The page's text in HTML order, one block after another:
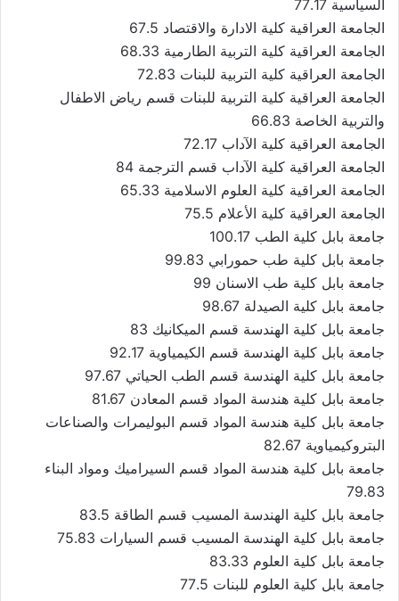
السياسية 77.17
الجامعة العراقية كلية الادارة والاقتصاد 67.5
الجامعة العراقية كلية التربية الطارمية 68.33
الجامعة العراقية كلية التربية للبنات 72.83
الجامعة العراقية كلية التربية للبنات قسم رياض الاطفال
والتربية الخاصة 66.83
الجامعة العراقية كلية الآداب 72.17
الجامعة العراقية كلية الآداب قسم الترجمة 84
الجامعة العراقية كلية العلوم الاسلامية 65.33
الجامعة العراقية كلية الأعلام 75.5
جامعة بابل كلية الطب 100.17
جامعة بابل كلية طب حمورابي 99.83
جامعة بابل كلية طب الاسنان 99
جامعة بابل كلية الصيدلة 98.67
جامعة بابل كلية الهندسة قسم الميكانيك 83
جامعة بابل كلية الهندسة قسم الكيمياوية 92.17
جامعة بابل كلية الهندسة قسم الطب الحياتي 97.67
جامعة بابل كلية هندسة المواد قسم المعادن 81.67
جامعة بابل كلية هندسة المواد قسم البوليمرات والصناعات
البتروكيمياوية 82.67
جامعة بابل كلية هندسة المواد قسم السيراميك ومواد البناء
79.83
جامعة بابل كلية الهندسة المسيب قسم الطاقة 83.5
جامعة بابل كلية الهندسة المسيب قسم السيارات 75.83
جامعة بابل كلية العلوم 83.33
جامعة بابل كلية العلوم للبنات 77.5